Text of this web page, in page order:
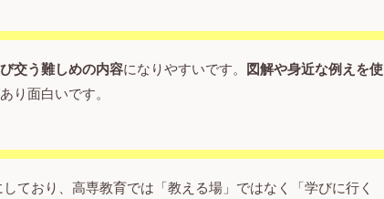
交う難しめの内容になりやすいです。 図解や身近な例えを使
り面白いです。
ており、高専教育では「教える場」ではなく「学びに行く